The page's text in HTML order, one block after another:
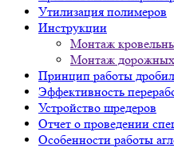
Утилизация полимеров
Инструкции
Монтаж
Монтаж
Принцип работы
Эффективность
Устройство шредеров
Отчет о проведении
Особенности работы